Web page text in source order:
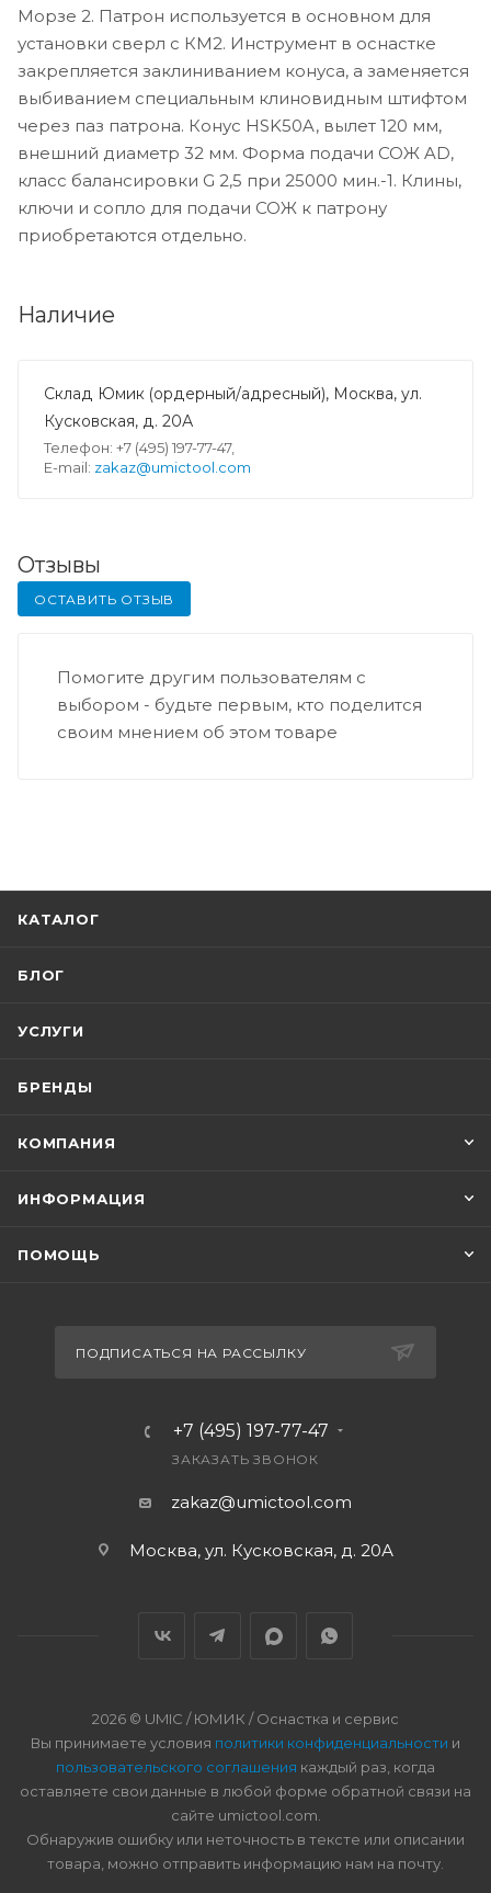
Морзе 2. Патрон используется в основном для
установки сверл с КМ2. Инструмент в оснастке
закрепляется заклиниванием конуса, а заменяется
выбиванием специальным клиновидным штифтом
через паз патрона. Конус HSK50A, вылет 120 мм,
внешний диаметр 32 мм. Форма подачи СОЖ AD,
класс балансировки G 2,5 при 25000 мин.-1. Клины,
ключи и сопло для подачи СОЖ к патрону
приобретаются отдельно.
Наличие
Склад Юмик (ордерный/адресный), Москва, ул.
Кусковская, д. 20А
Телефон: +7 (495) 197-77-47,
E-mail: zakaz@umictool.com
Отзывы
ОСТАВИТЬ ОТЗЫВ
Помогите другим пользователям с
выбором - будьте первым, кто поделится
своим мнением об этом товаре
КАТАЛОГ
БЛОГ
УСЛУГИ
БРЕНДЫ
КОМПАНИЯ
ИНФОРМАЦИЯ
ПОМОЩЬ
ПОДПИСАТЬСЯ НА РАССЫЛКУ
+7 (495) 197-77-47
ЗАКАЗАТЬ ЗВОНОК
zakaz@umictool.com
Москва, ул. Кусковская, д. 20А
2026 © UMIC / ЮМИК / Оснастка и сервис
Вы принимаете условия политики конфиденциальности и
пользовательского соглашения каждый раз, когда
оставляете свои данные в любой форме обратной связи на
сайте umictool.com.
Обнаружив ошибку или неточность в тексте или описании
товара, можно отправить информацию нам на почту.